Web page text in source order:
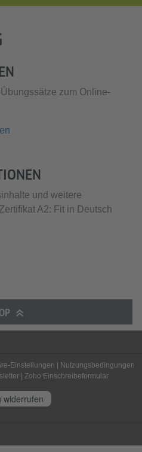
zum Online-
und weitere
A2: Fit in Deutsch
Einstellungen
Nutzungsbedingungen
Zoho Einschreibeformular
widerrufen